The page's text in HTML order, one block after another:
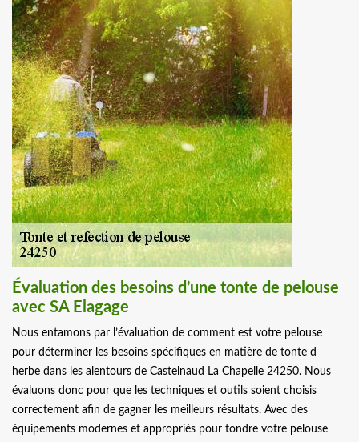
Évaluation des besoins d’une tonte de pelouse
avec SA Elagage
Nous entamons par l’évaluation de comment est votre pelouse
pour déterminer les besoins spécifiques en matière de tonte d
herbe dans les alentours de Castelnaud La Chapelle 24250. Nous
évaluons donc pour que les techniques et outils soient choisis
correctement afin de gagner les meilleurs résultats. Avec des
équipements modernes et appropriés pour tondre votre pelouse